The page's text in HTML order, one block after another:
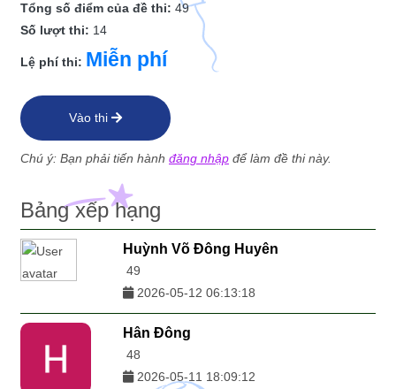
Tổng số điểm của đề thi: 49
Số lượt thi: 14
Lệ phí thi: Miễn phí
Vào thi
Chú ý: Bạn phải tiến hành đăng nhập để làm đề thi này.
Bảng xếp hạng
Huỳnh Võ Đông Huyên
49
2026-05-12 06:13:18
Hân Đông
48
2026-05-11 18:09:12